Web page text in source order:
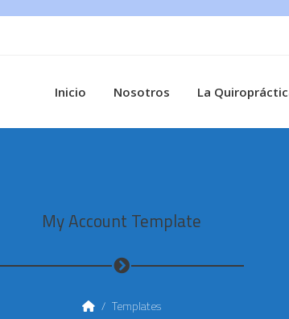
Inicio Nosotros La
My Account Template
/ Templates